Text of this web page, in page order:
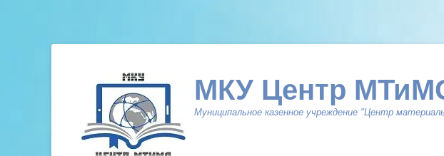
МКУ Центр
Муниципальное казенное учреждение "Центр